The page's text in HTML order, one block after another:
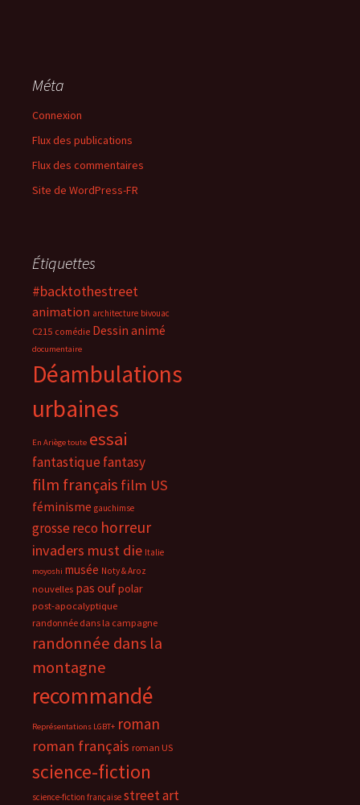
Méta
Connexion
Flux des publications
Flux des commentaires
Site de WordPress-FR
Étiquettes
#backtothestreet
animation architecture bivouac
C215 comédie Dessin animé
documentaire
Déambulations
urbaines
En Ariège toute essai
fantastiquefantasy
film français film US
féminisme gauchimse
grosse reco horreur
invaders must die Italie
moyoshi musée Noty & Aroz
nouvelles pas oufpolar
post-apocalyptique
randonnée dans la campagne
randonnée dans la
montagne
recommandé
Représentations LGBT+ roman
roman français roman US
science-fiction
science-fiction française street art